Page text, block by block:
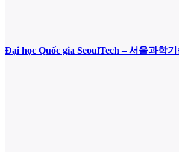
Đại học Quốc gia SeoulTech – 서울과학